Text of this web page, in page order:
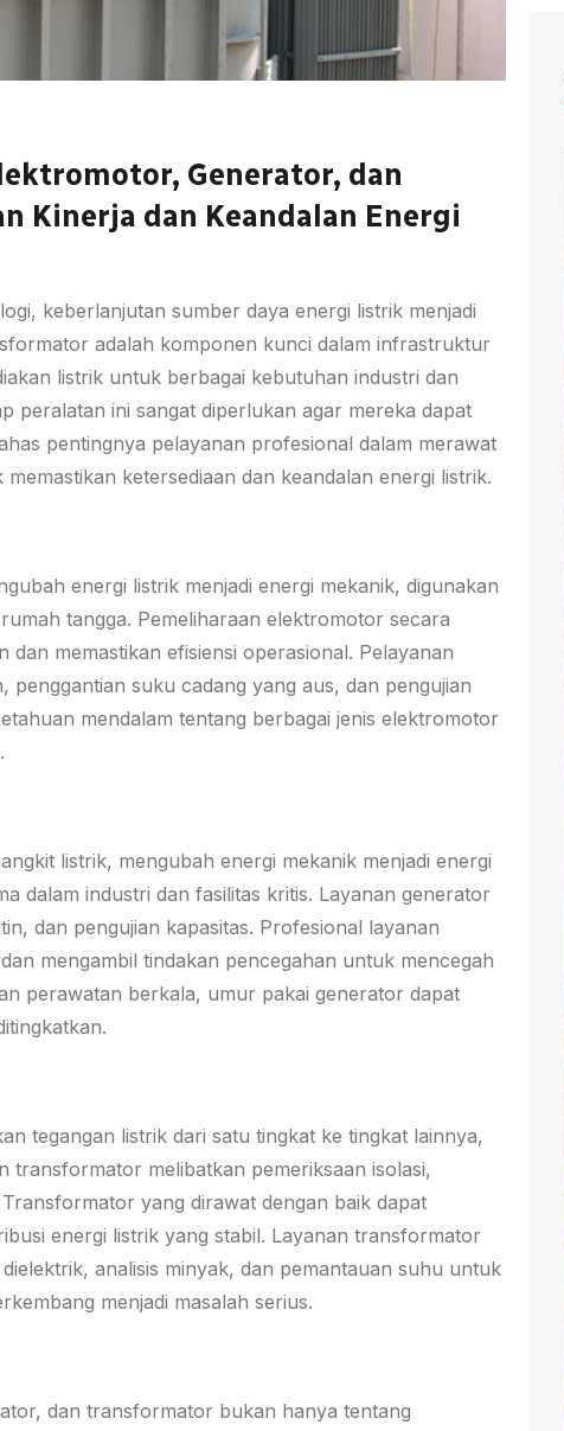
Generator, dan
Kinerja dan Keandalan Energi
keberlanjutan sumber daya energi listrik menjadi
adalah komponen kunci dalam infrastruktur
listrik untuk berbagai kebutuhan industri dan
peralatan ini sangat diperlukan agar mereka dapat
pentingnya pelayanan profesional dalam merawat
ketersediaan dan keandalan energi listrik.
energi listrik menjadi energi mekanik, digunakan
tangga. Pemeliharaan elektromotor secara
memastikan efisiensi operasional. Pelayanan
suku cadang yang aus, dan pengujian
mendalam tentang berbagai jenis elektromotor
listrik, mengubah energi mekanik menjadi energi
dalam industri dan fasilitas kritis. Layanan generator
dan pengujian kapasitas. Profesional layanan
mengambil tindakan pencegahan untuk mencegah
perawatan berkala, umur pakai generator dapat
tegangan listrik dari satu tingkat ke tingkat lainnya,
transformator melibatkan pemeriksaan isolasi,
yang dirawat dengan baik dapat
energi listrik yang stabil. Layanan transformator
analisis minyak, dan pemantauan suhu untuk
menjadi masalah serius.
dan transformator bukan hanya tentang